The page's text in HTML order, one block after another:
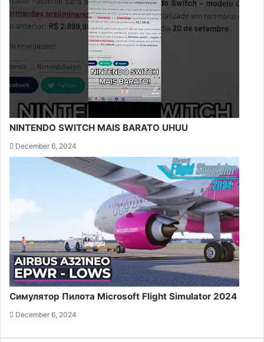
NINTENDO SWITCH MAIS BARATO UHUU
December 6, 2024
Симулятор Пилота Microsoft Flight Simulator 2024
December 6, 2024